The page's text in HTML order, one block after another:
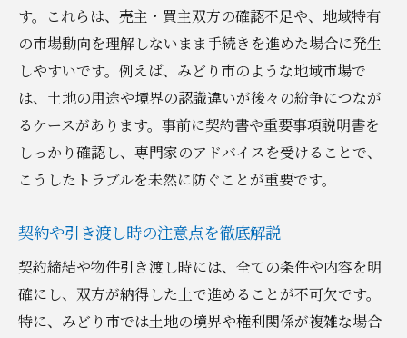
す。これらは、売主・買主双方の確認不足や、地域特有
の市場動向を理解しないまま手続きを進めた場合に発生
しやすいです。例えば、みどり市のような地域市場で
は、土地の用途や境界の認識違いが後々の紛争につなが
るケースがあります。事前に契約書や重要事項説明書を
しっかり確認し、専門家のアドバイスを受けることで、
こうしたトラブルを未然に防ぐことが重要です。
契約や引き渡し時の注意点を徹底解説
契約締結や物件引き渡し時には、全ての条件や内容を明
確にし、双方が納得した上で進めることが不可欠です。
特に、みどり市では土地の境界や権利関係が複雑な場合